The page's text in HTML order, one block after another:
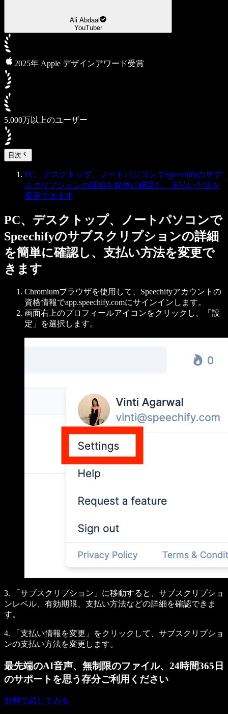
Ali Abdaal
YouTuber
2025年 Apple デザインアワード受賞
5,000万以上のユーザー
目次
PC、デスクトップ、ノートパソコンでSpeechifyのサブ
スクリプションの詳細を簡単に確認し、支払い方法を
変更できます
PC、デスクトップ、ノートパソコンで
Speechifyのサブスクリプションの詳細
を簡単に確認し、支払い方法を変更で
きます
Chromiumブラウザを使用して、Speechifyアカウントの
資格情報でapp.speechify.comにサインインします。
画面右上のプロフィールアイコンをクリックし、「設
定」を選択します。
3. 「サブスクリプション」に移動すると、サブスクリプショ
ンレベル、有効期限、支払い方法などの詳細を確認できま
す。
4. 「支払い情報を変更」をクリックして、サブスクリプショ
ンの支払い方法を変更します。
最先端のAI音声、無制限のファイル、24時間365日
のサポートを思う存分ご利用ください
無料で試してみる